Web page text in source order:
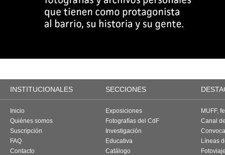
INSTITUCIONALES SECCIONES
Inicio
Quiénes somos
Suscripción
FAQ
Contacto
Exposiciones
Fotografías del CdF
Investigación
Educativa
Catálogo
MUFF,
Canal
Líneas